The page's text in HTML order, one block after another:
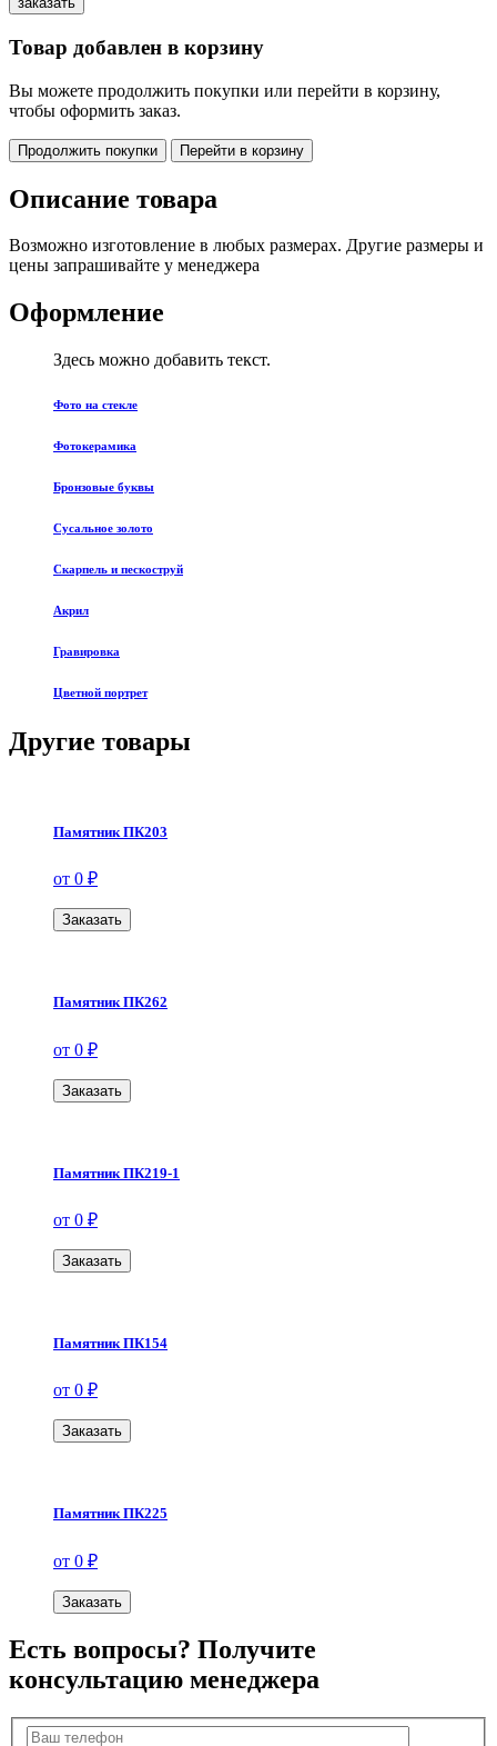
Товар добавлен в корзину
Вы можете продолжить покупки или перейти в корзину,
чтобы оформить заказ.
Продолжить покупки Перейти в корзину
Описание товара
Возможно изготовление в любых размерах. Другие размеры и
цены запрашивайте у менеджера
Оформление
Здесь можно добавить текст.
Фото на стекле
Фотокерамика
Бронзовые буквы
Сусальное золото
Скарпель и пескоструй
Акрил
Гравировка
Цветной портрет
Другие товары
Памятник ПК203
от 0 ₽
Заказать
Памятник ПК262
от 0 ₽
Заказать
Памятник ПК219-1
от 0 ₽
Заказать
Памятник ПК154
от 0 ₽
Заказать
Памятник ПК225
от 0 ₽
Заказать
Есть вопросы? Получите
консультацию менеджера